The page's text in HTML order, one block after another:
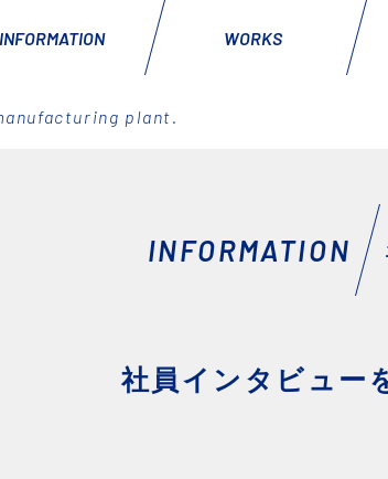
plant.
INFORMATION WORKS
INFORMATION
社員インタビュー